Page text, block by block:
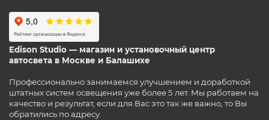
Edison Studio — магазин и установочный центр
автосвета в Москве и Балашихе
Профессионально занимаемся улучшением и доработкой
штатных систем освещения уже более 5 лет. Мы работаем на
качество и результат, если для Вас это так же важно, то Вы
обратились по адресу.